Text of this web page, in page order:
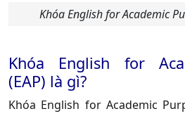
Khóa English for Academic
Khóa English for
(EAP) là gì?
Khóa English for Academic